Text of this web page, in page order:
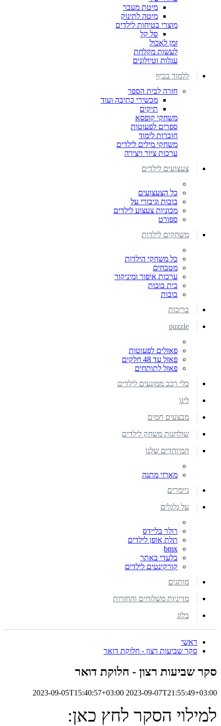
מיטת מעבר
מיטה לתינוק
מוצרי בטיחות לילדים
סל קל
זמן לאכול
לעשות מקלחת
עגלות וטיולונים
ללמוד בכיף
חזרה לבית הספר
מכשירי כתיבה ועוד
תיקים
משחקי קופסא
ספרים לפעוטות
חוברות לימוד
משחקי מילים לילדים
ערכות ציור ויצירה
צעצועים לילדים
כל הצעצועים
בובות וגיבורי על
מכוניות צעצוע לילדים
ספורט
משחקים לילדות
כל משחקי הילדות
מטבחים
ערכות איפור ומיניקור
בית בובות
בובות
בריכות
puzzle
פאזלים לפעוטות
פאזל עד 48 חלקים
פאזל לתותחים
כלי רכב ממונעים לילדים
ליגו
מבצעים חמים
שולחנות משחק לילדים
המיוחדים שלנו
מארזי מתנה
גיימרים
על גלגלים
רולר בליידס
תלת אופן לילדים
bmx
בלעדי באתר
קורקינטים לילדים
מותגים
מדיניות משלוחים והחזרות
בלוג
ראשי
סקר שביעות רצון - חלוקת דואר
סקר שביעות רצון - חלוקת דואר
2023-09-05T15:40:57+03:00 2023-09-07T21:55:49+03:00
למילוי הסקר לחץ כאן: